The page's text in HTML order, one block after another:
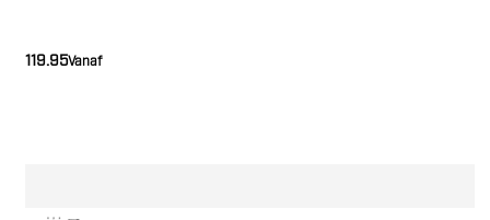
Vanaf
119.95